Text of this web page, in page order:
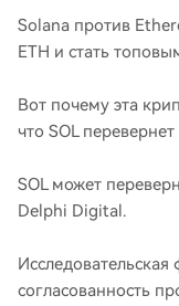
Solana против
ETH и стать
Вот почему эта
что SOL
SOL может
Delphi Digital.
согласованность